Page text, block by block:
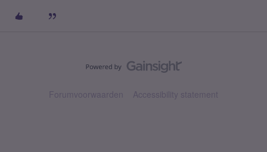
Forumvoorwaarden Accessibility statement